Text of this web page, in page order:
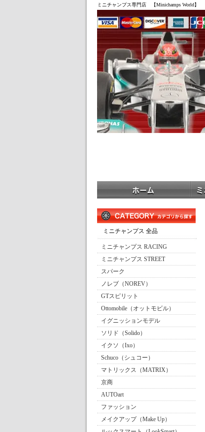
ミニチャンプス専門店 【Minichamps World】
ミニチャンプス 全品
ミニチャンプス RACING
ミニチャンプス STREET
スパーク
ノレブ（NOREV）
GTスピリット
Ottomobile（オットモビル）
イグニッションモデル
ソリド（Solido）
イクソ（Ixo）
Schuco（シュコー）
マトリックス（MATRIX）
京商
AUTOart
ファッション
メイクアップ（Make Up）